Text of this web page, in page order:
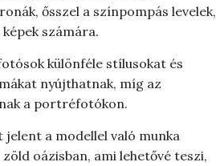
ősszel a színpompás levelek,
számára.
különféle stílusokat és
nyújthatnak, míg az
a portréfotókon.
a modellel való munka
oázisban, ami lehetővé teszi,